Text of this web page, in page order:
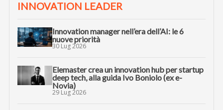
INNOVATION LEADER
Innovation manager nell’era dell’AI: le 6
nuove priorità
30 Lug 2026
Elemaster crea un innovation hub per startup
deep tech, alla guida Ivo Boniolo (ex e-
Novia)
29 Lug 2026